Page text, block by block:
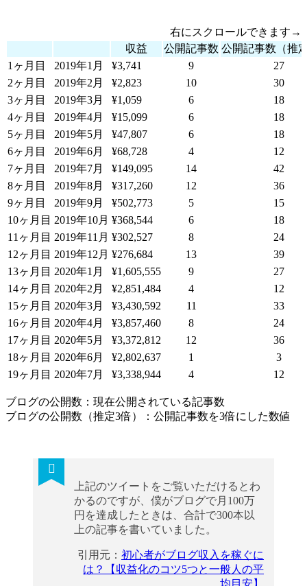
右にスクロールできます→
収益
公開記事数 公開記事数（推
1ヶ月目
2019年1月 ¥3,741 9
27
2ヶ月目
2019年2月 ¥2,823 10
30
3ヶ月目
2019年3月 ¥1,059 6
18
4ヶ月目
2019年4月 ¥15,099 6
18
5ヶ月目
2019年5月 ¥47,807 6
18
6ヶ月目
2019年6月 ¥68,728 4
12
7ヶ月目
2019年7月 ¥149,095 14
42
8ヶ月目
2019年8月 ¥317,260 12
36
9ヶ月目
2019年9月 ¥502,773 5
15
10ヶ月目 2019年10月 ¥368,544 6
18
11ヶ月目 2019年11月 ¥302,527 8
24
12ヶ月目 2019年12月 ¥276,684 13
39
13ヶ月目 2020年1月 ¥1,605,555 9
27
14ヶ月目 2020年2月 ¥2,851,484 4
12
15ヶ月目 2020年3月 ¥3,430,592 11
33
16ヶ月目 2020年4月 ¥3,857,460 8
24
17ヶ月目 2020年5月 ¥3,372,812 12
36
18ヶ月目 2020年6月 ¥2,802,637 1
3
19ヶ月目 2020年7月 ¥3,338,944 4 12
ブログの公開数：現在公開されている記事数
ブログの公開数（推定3倍）：公開記事数を3倍にした数値
上記のツイートをご覧いただけるとわ
かるのですが、僕がブログで月100万
円を達成したときは、合計で300本以
上の記事を書いていました。
引用元： 初心者がブログ収入を稼ぐに
は？【収益化のコツ5つと一般人の平
均目安】